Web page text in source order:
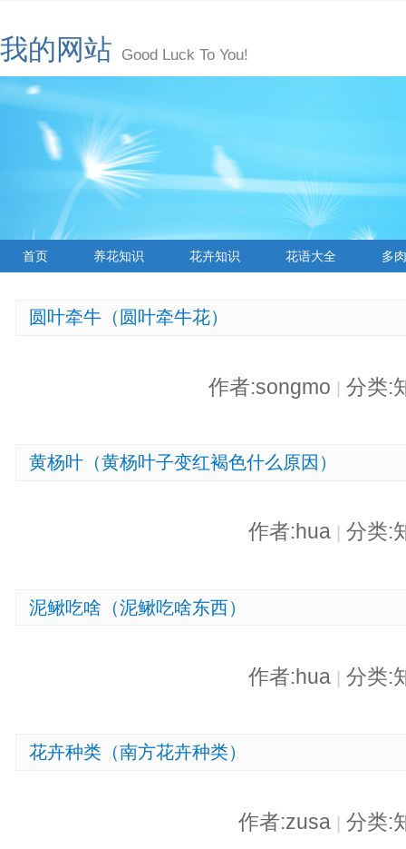
我的网站 Good Luck To You!
首页 养花知识 花卉知识 花语大全 多
圆叶牵牛（圆叶牵牛花）
作者:songmo 分类:
黄杨叶（黄杨叶子变红褐色什么原因）
作者:hua 分类:
泥鳅吃啥（泥鳅吃啥东西）
作者:hua 分类:
花卉种类（南方花卉种类）
作者:zusa | 分类: